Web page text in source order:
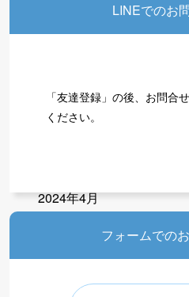
2024年10月
2024年4月
2023年12月
2023年11月
2023年9月
LINEでのお
「友達登録」の後、お問合せ
ください。
フォームでの